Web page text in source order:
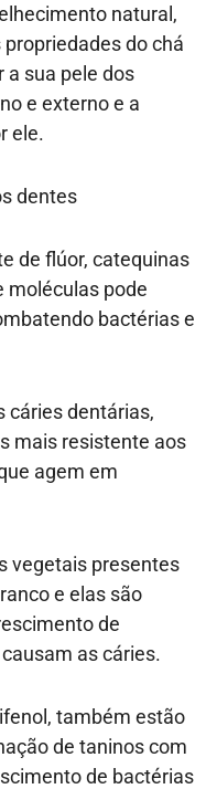
natural,
do chá
a sua pele dos
e externo e a
ele.
dentes
de flúor, catequinas
moléculas pode
bactérias e
cáries dentárias,
mais resistente aos
agem em
vegetais presentes
e elas são
de
as cáries.
também estão
de taninos com
de bactérias